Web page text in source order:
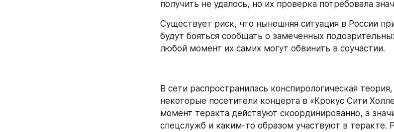
получить не удалось, но их проверка потребовала
Существует риск, что нынешняя ситуация в России
будут бояться сообщать о замеченных
любой момент их самих могут обвинить в соучастии.
В сети распространилась конспирологическая
некоторые посетители концерта в «Крокус Сити
момент теракта действуют скоординированно, а
спецслужб и каким-то образом участвуют в теракте.